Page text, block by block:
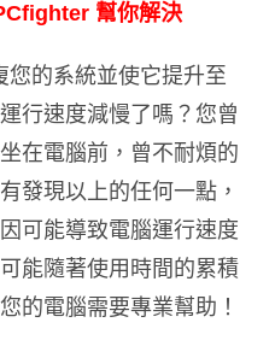
幫你解決
您的系統並使它提升至
行速度減慢了嗎？您曾
在電腦前，曾不耐煩的
發現以上的任何一點，
可能導致電腦運行速度
能隨著使用時間的累積
的電腦需要專業幫助！